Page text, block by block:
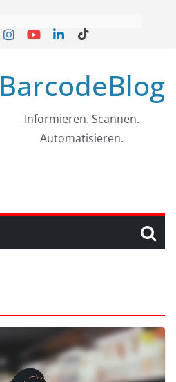
BarcodeBlog
Informieren. Scannen.
Automatisieren.